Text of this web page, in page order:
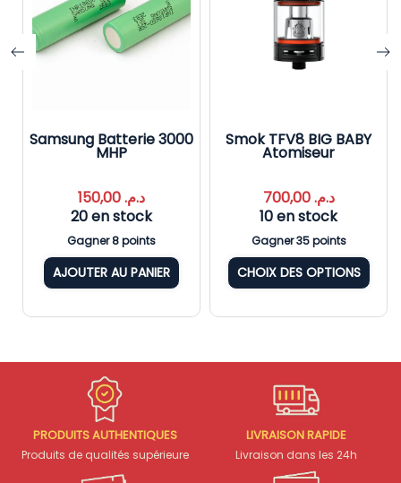
Samsung Batterie 3000
MHP
د.م.
20 en stock
Gagner 8 points
AJOUTER AU PANIER
Smok TFV8 BIG BABY
Atomiseur
د.م.700,00
10 en stock
Gagner 35 points
CHOIX DES OPTIONS
PRODUITS AUTHENTIQUES
Produits de qualités supérieure
LIVRAISON RAPIDE
Livraison dans les 24h